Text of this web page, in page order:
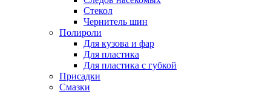
Стекол
Чернитель шин
Полироли
Для кузова и фар
Для пластика
Для пластика с губкой
Присадки
Смазки